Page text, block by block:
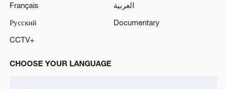
Français
العربية
Русский
Documentary
CCTV+
CHOOSE YOUR LANGUAGE